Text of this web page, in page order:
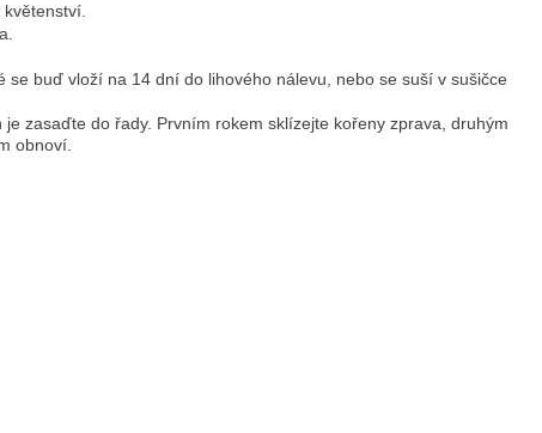
buď vloží na 14 dní do lihového nálevu, nebo se suší v sušičce
zasaďte do řady. Prvním rokem sklízejte kořeny zprava, druhým
obnoví.